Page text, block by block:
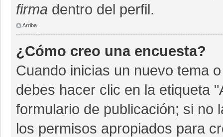
firma dentro del perfil.
Arriba
¿Cómo creo una encuesta?
Cuando inicias un nuevo tema
debes hacer clic en la etiqueta
formulario de publicación; si no
los permisos apropiados para